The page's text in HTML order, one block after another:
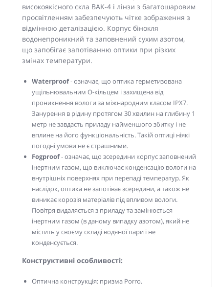
високоякісного скла BAK-4 і лінзи з багатошаровим
просвітленням забезпечують чітке зображення з
відмінною деталізацією. Корпус бінокля
водонепроникний та заповнений сухим азотом,
що запобігає запотіванню оптики при різких
змінах температури.
Waterproof- означає, що оптика герметизована
ущільнювальним О-кільцем і захищена від
проникнення вологи за міжнародним класом IPX7.
Занурення в рідину протягом 30 хвилин на глибину 1
метр не завдасть приладу найменшого збитку і не
вплине на його функціональність. Такій оптиці ніякі
погодні умови не є страшними.
Fogproof- означає, що зсередини корпус заповнений
інертним газом, що виключає конденсацію вологи на
внутрішніх поверхнях при перепаді температур. Як
наслідок, оптика не запотіває зсередини, а також не
виникає корозія матеріалів під впливом вологи.
Повітря видаляється з приладу та замінюється
інертним газом (в даному випадку азотом), який не
містить у своєму складі водяної пари і не
конденсується.
Конструктивні особливості:
Оптична конструкція: призма Porro.